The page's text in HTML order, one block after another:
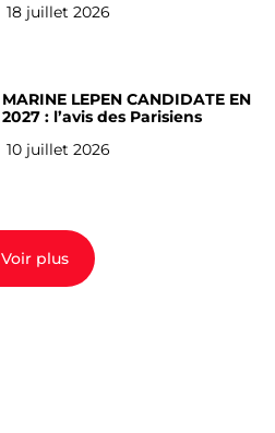
18 juillet 2026
MARINE LEPEN CANDIDATE EN
2027 : l’avis des Parisiens
10 juillet 2026
Voir plus